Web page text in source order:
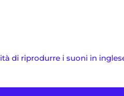
di riprodurre i suoni in